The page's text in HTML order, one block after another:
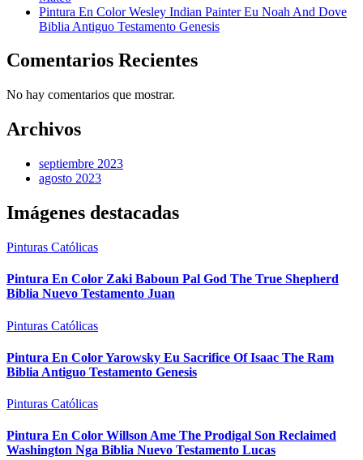
Pintura En Color Wesley Indian Painter Eu Noah And Dove
Biblia Antiguo Testamento Genesis
Comentarios Recientes
No hay comentarios que mostrar.
Archivos
septiembre 2023
agosto 2023
Imágenes destacadas
Pinturas Católicas
Pintura En Color Zaki Baboun Pal God The True Shepherd
Biblia Nuevo Testamento Juan
Pinturas Católicas
Pintura En Color Yarowsky Eu Sacrifice Of Isaac The Ram
Biblia Antiguo Testamento Genesis
Pinturas Católicas
Pintura En Color Willson Ame The Prodigal Son Reclaimed
Washington Nga Biblia Nuevo Testamento Lucas